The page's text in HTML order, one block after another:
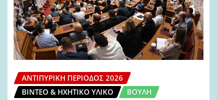
ΑΝΤΙΠΥΡΙΚΉ ΠΕΡΊΟΔΟΣ 2026
ΒΊΝΤΕΟ & ΗΧΗΤΙΚΌ ΥΛΙΚΌ
ΒΟΥΛΉ